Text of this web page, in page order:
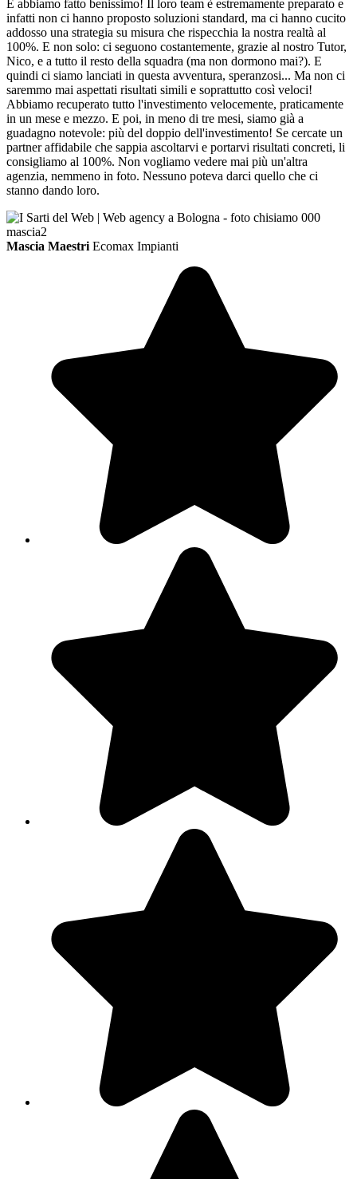
E abbiamo fatto benissimo! Il loro team è estremamente preparato e
infatti non ci hanno proposto soluzioni standard, ma ci hanno cucito
addosso una strategia su misura che rispecchia la nostra realtà al
100%. E non solo: ci seguono costantemente, grazie al nostro Tutor,
Nico, e a tutto il resto della squadra (ma non dormono mai?). E
quindi ci siamo lanciati in questa avventura, speranzosi... Ma non ci
saremmo mai aspettati risultati simili e soprattutto così veloci!
Abbiamo recuperato tutto l'investimento velocemente, praticamente
in un mese e mezzo. E poi, in meno di tre mesi, siamo già a
guadagno notevole: più del doppio dell'investimento! Se cercate un
partner affidabile che sappia ascoltarvi e portarvi risultati concreti, li
consigliamo al 100%. Non vogliamo vedere mai più un'altra
agenzia, nemmeno in foto. Nessuno poteva darci quello che ci
stanno dando loro.
Mascia Maestri Ecomax Impianti